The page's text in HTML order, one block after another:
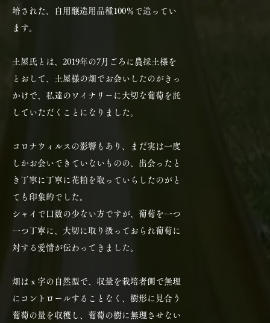
培された、白用醸造用品種100％で造ってい
ます。
土屋氏とは、2019年の7月ごろに農採土様を
とおして、土屋様の畑でお会いしたのがきっ
かけで、私達のワイナリーに大切な葡萄を託
していただくことになりました。
コロナウィルスの影響もあり、まだ実は一度
しかお会いできていないものの、出会ったと
き丁寧に丁寧に花粕を取っていらしたのがと
ても印象的でした。
シャイで口数の少ない方ですが、葡萄を一つ
一つ丁寧に、大切に取り扱っておられ葡萄に
対する愛情が伝わってきました。
​畑はｘ字の自然型で、収量を栽培者側で無理
にコントロールすることなく、樹形に見合う
葡萄の量を収穫し、葡萄の樹に無理させない